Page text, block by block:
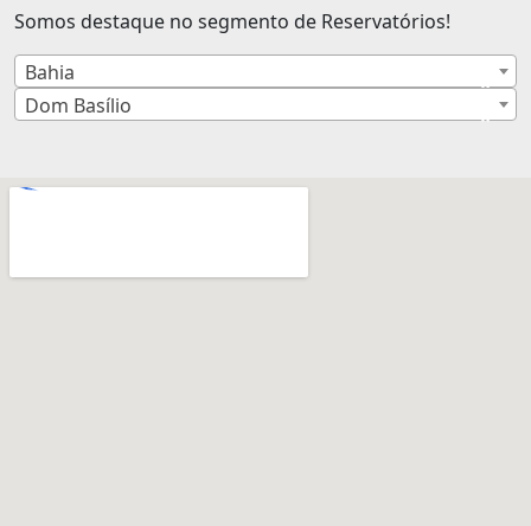
Somos destaque no segmento de Reservatórios!
×
Bahia
×
Dom Basílio